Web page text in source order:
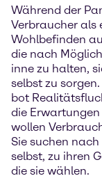
Während der
Verbraucher als
Wohlbefinden
die nach
inne zu halten,
selbst zu
bot
die
wollen
Sie suchen
selbst, zu ihren
die sie wählen.